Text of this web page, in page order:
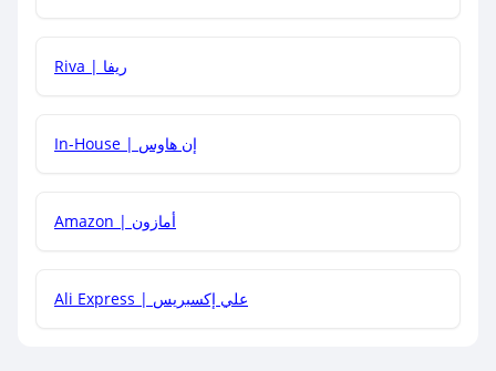
هل يمكنني جمع كود خصم مع العروض الأخرى؟
Riva | ريفا
In-House | إن هاوس
Amazon | أمازون
Ali Express | علي إكسبريس